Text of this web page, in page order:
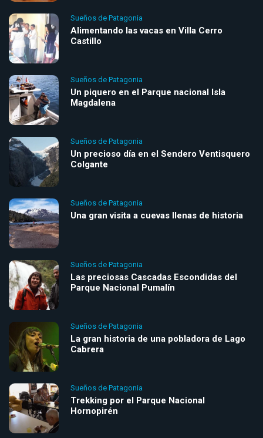
Sueños de Patagonia
Alimentando las vacas en Villa Cerro
Castillo
Sueños de Patagonia
Un piquero en el Parque nacional Isla
Magdalena
Sueños de Patagonia
Un precioso día en el Sendero Ventisquero
Colgante
Sueños de Patagonia
Una gran visita a cuevas llenas de historia
Sueños de Patagonia
Las preciosas Cascadas Escondidas del
Parque Nacional Pumalín
Sueños de Patagonia
La gran historia de una pobladora de Lago
Cabrera
Sueños de Patagonia
Trekking por el Parque Nacional
Hornopirén